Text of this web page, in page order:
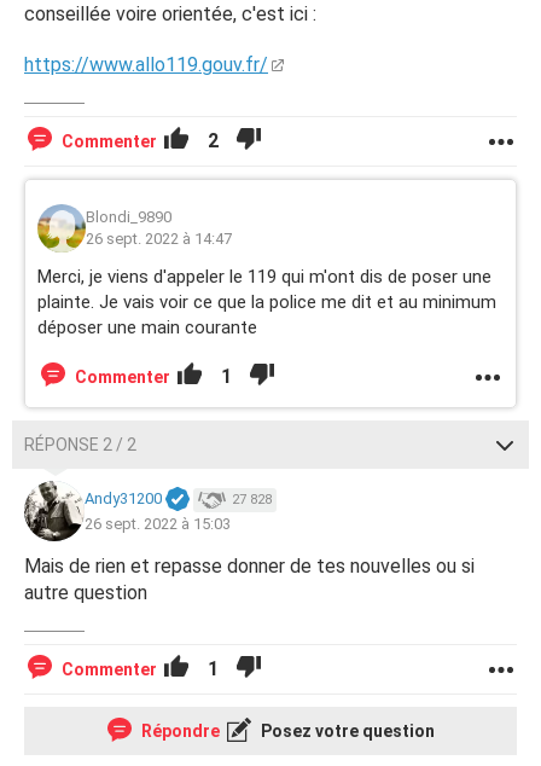
conseillée voire orientée, c'est ici :
https://www.allo119.gouv.fr/
Commenter 2
Blondi_9890
26 sept. 2022 à 14:47
Merci, je viens d'appeler le 119 qui m'ont dis de poser une
plainte. Je vais voir ce que la police me dit et au minimum
déposer une main courante
Commenter 1
RÉPONSE 2 / 2
Andy31200 27 828
26 sept. 2022 à 15:03
Mais de rien et repasse donner de tes nouvelles ou si
autre question
Commenter 1
Répondre Posez votre question